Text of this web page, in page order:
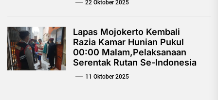
22 Oktober 2025
Lapas Mojokerto Kembali
Razia Kamar Hunian Pukul
00:00 Malam,Pelaksanaan
Serentak Rutan Se-Indonesia
11 Oktober 2025